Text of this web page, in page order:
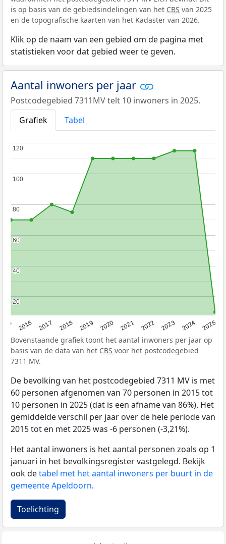
is op basis van de gebiedsindelingen van het CBS van 2025
en de topografische kaarten van het Kadaster van 2026.
Klik op de naam van een gebied om de pagina met
statistieken voor dat gebied weer te geven.
Aantal inwoners per jaar
Postcodegebied 7311MV telt 10 inwoners in 2025.
Grafiek
Tabel
2016 2017 2018 2019 2020 2021 2022 2023 2024 2025
20
20
40
40
60
60
80
80
100
100
120
120
Bovenstaande grafiek toont het aantal inwoners per jaar op
basis van de data van het CBS voor het postcodegebied
7311 MV.
De bevolking van het postcodegebied 7311 MV is met
60 personen afgenomen van 70 personen in 2015 tot
10 personen in 2025 (dat is een afname van 86%). Het
gemiddelde verschil per jaar over de hele periode van
2015 tot en met 2025 was -6 personen (-3,21%).
Het aantal inwoners is het aantal personen zoals op 1
januari in het bevolkingsregister vastgelegd. Bekijk
ook detabel met het aantal inwoners per buurt in de
gemeente Apeldoorn.
Toelichting